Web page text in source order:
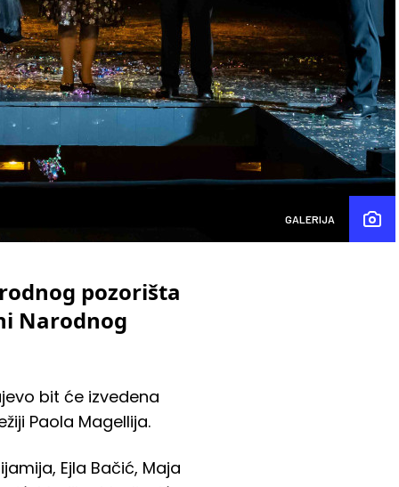
GALERIJA
pozorišta
Narodnog
bit će izvedena
Paola Magellija.
Ejla Bačić, Maja